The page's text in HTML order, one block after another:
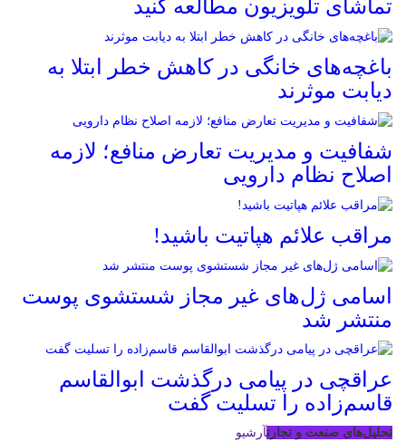
تماشای تلویزیون مطالعه کنید
باغچه‌های خانگی در کاهش خطر ابتلا به
دیابت موثرند
شفافیت و مدیریت تعارض منافع؛ لازمه
اصلاح نظام دارویی
مراقب علائم هپاتیت باشید!
اسامی ژل‌های غیر مجاز شستشوی پوست
منتشر شد
عراقچی در پیامی درگذشت ابوالقاسم
قاسم‌زاده را تسلیت گفت
تحلیل‌های صنعت و تجارتآرشیو